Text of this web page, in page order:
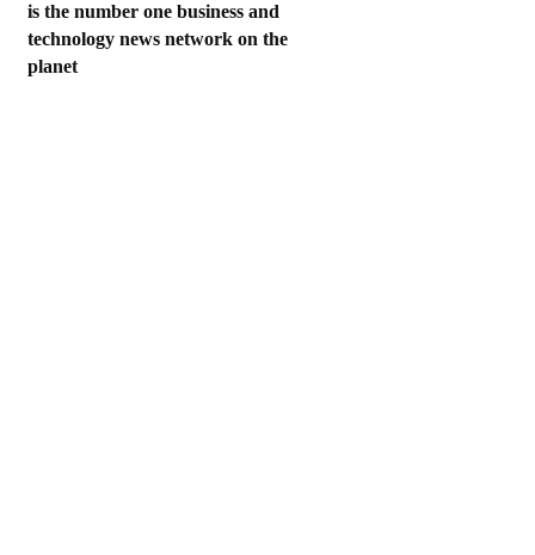
is the number one business and
technology news network on the
planet